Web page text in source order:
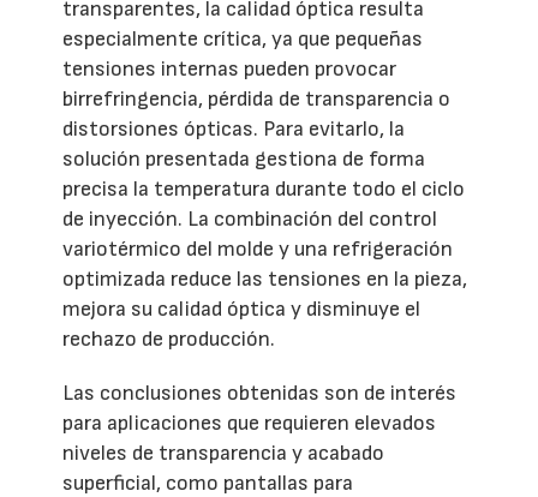
transparentes, la calidad óptica resulta
especialmente crítica, ya que pequeñas
tensiones internas pueden provocar
birrefringencia, pérdida de transparencia o
distorsiones ópticas. Para evitarlo, la
solución presentada gestiona de forma
precisa la temperatura durante todo el ciclo
de inyección. La combinación del control
variotérmico del molde y una refrigeración
optimizada reduce las tensiones en la pieza,
mejora su calidad óptica y disminuye el
rechazo de producción.
Las conclusiones obtenidas son de interés
para aplicaciones que requieren elevados
niveles de transparencia y acabado
superficial, como pantallas para